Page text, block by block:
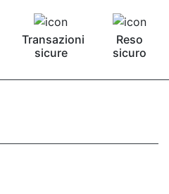
Transazioni
sicure
Reso
sicuro